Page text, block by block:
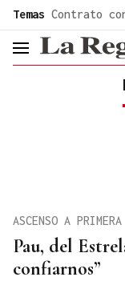
Temas Contrato
header.menu.open
Pau, del
confiarnos”
ASCENSO A PRIMERA